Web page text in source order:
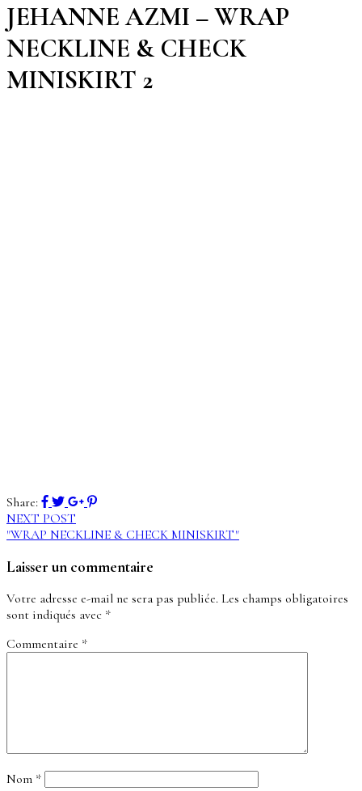
JEHANNE AZMI – WRAP
NECKLINE & CHECK
MINISKIRT 2
Share:
NEXT POST
"WRAP NECKLINE & CHECK MINISKIRT"
Laisser un commentaire
Votre adresse e-mail ne sera pas publiée. Les champs obligatoires
sont indiqués avec *
Commentaire *
Nom *